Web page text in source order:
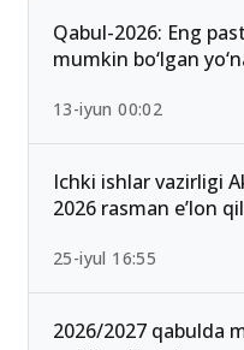
Qabul-2026: Eng
mumkin bo‘lgan
13-iyun 00:02
Ichki ishlar vazirligi
2026 rasman e’lon
25-iyul 16:55
2026/2027 qabulda